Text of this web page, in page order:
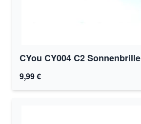
CYou CY004 C2 Sonnenbrille
9,99 €